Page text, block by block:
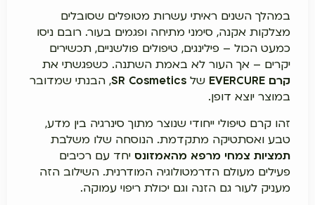
במהלך השנים ראיתי עשרות מטופלים שסובלים
מצלקות אקנה, סימני מתיחה ופגמים בעור. רובם ניסו
כמעט הכול – פילינגים, טיפולים פולשניים, תכשירים
יקרים – אך העור לא באמת השתנה. כשפגשתי את
קרם EVERCURE
של SR Cosmetics, הבנתי שמדובר
במוצר יוצא דופן.
זהו קרם טיפולי ייחודי שנוצר מתוך סינרגיה בין מדע,
טבע ואסתטיקה מתקדמת. הנוסחה שלו משלבת
תמציות צמחי מרפא מהאמזונס יחד עם רכיבים
פעילים מעולם הדרמטולוגיה המודרנית. השילוב הזה
מעניק לעור גם הזנה וגם יכולת ריפוי עמוקה.